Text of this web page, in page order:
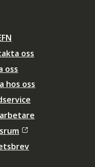
oss
oss
hos oss